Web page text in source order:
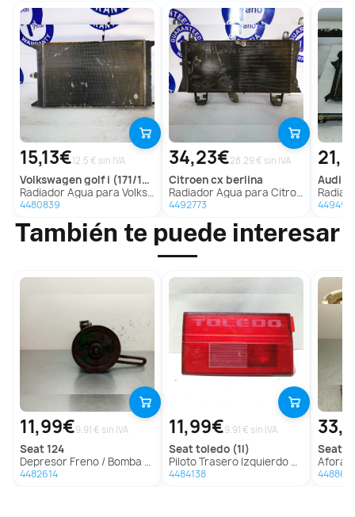
15,13€12.5 € sin IVA
volkswagengolf i (171/173)
Radiador Agua para Volkswagen Golf I (171/173)
4480839
34,23€28.29 € sin IVA
citroencx berlina
Radiador Agua para Citroën Cx Berlina
4492773
audi
4494911
También te puede interesar
11,99€9.91 € sin IVA
seat124
Depresor Freno / Bomba Vacio para Seat 124
4482614
11,99€9.91 € sin IVA
seattoledo (1l)
Piloto Trasero Izquierdo para Seat Toledo (1L)
4484138
seat
Aforador